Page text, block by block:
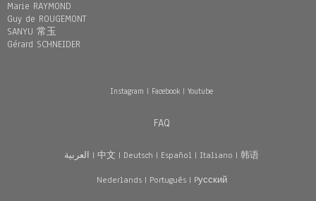
Marie RAYMOND
Guy de ROUGEMONT
SANYU 常玉
Gérard SCHNEIDER
Instagram | Facebook| Youtube
FAQ
العربية | 中文 | Deutsch | Español | Italiano | 韩语
Nederlands| Português| Pусский